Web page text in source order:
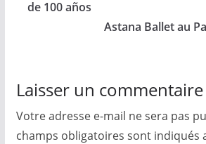
de 100 años
Astana Ballet au
Laisser un commentaire
Votre adresse e-mail ne sera pas
champs obligatoires sont indiqués